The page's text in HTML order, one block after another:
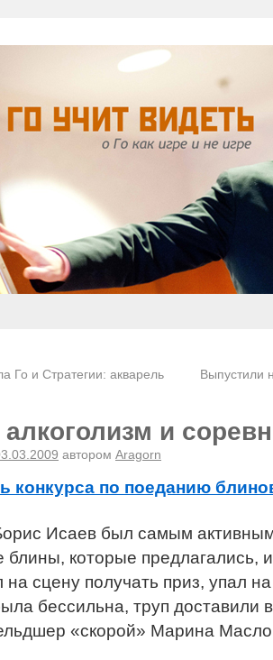
Го и Стратегии: акварель Выпустили
и
автором Aragorn
конкурса по поеданию
Исаев был самым
блины, которые предлагались,
на сцену получать приз, упал
бессильна, труп доставили
«скорой» Марина